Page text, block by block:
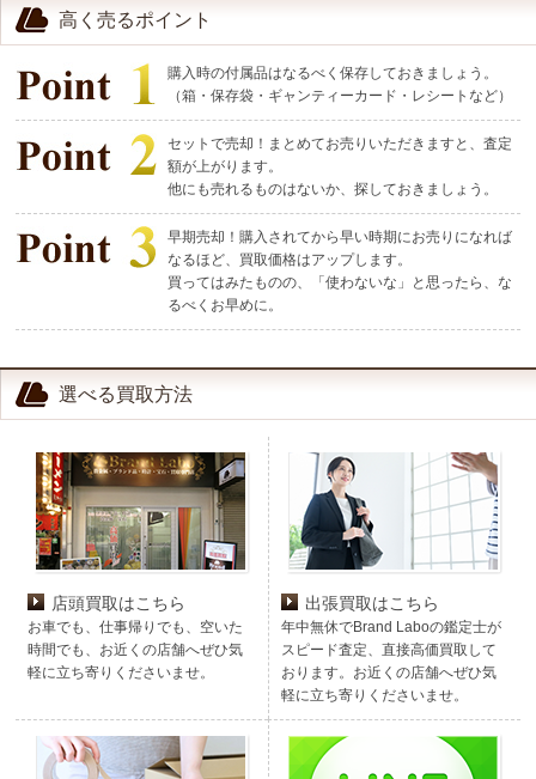
高く売るポイント
購入時の付属品はなるべく保存しておきましょう。
（箱・保存袋・ギャンティーカード・レシートなど）
セットで売却！まとめてお売りいただきますと、査定
額が上がります。
他にも売れるものはないか、探しておきましょう。
早期売却！購入されてから早い時期にお売りになれば
なるほど、買取価格はアップします。
買ってはみたものの、「使わないな」と思ったら、な
るべくお早めに。
選べる買取方法
店頭買取はこちら
お車でも、仕事帰りでも、空いた
時間でも、お近くの店舗へぜひ気
軽に立ち寄りくださいませ。
出張買取はこちら
年中無休でBrand Laboの鑑定士が
スピード査定、直接高価買取して
おります。お近くの店舗へぜひ気
軽に立ち寄りくださいませ。